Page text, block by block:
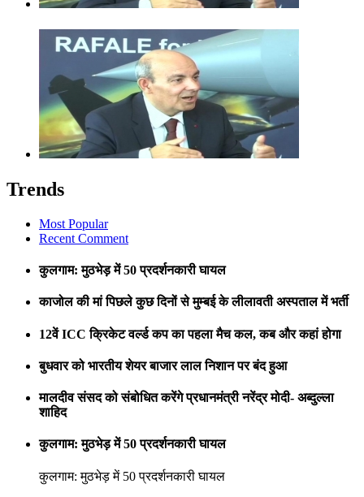
Trends
Most Popular
Recent Comment
कुलगाम: मुठभेड़ में 50 प्रदर्शनकारी घायल
काजोल की मां पिछले कुछ दिनों से मुम्बई के लीलावती अस्पताल में भर्ती
12वें ICC क्रिकेट वर्ल्ड कप का पहला मैच कल, कब और कहां होगा
बुधवार को भारतीय शेयर बाजार लाल निशान पर बंद हुआ
मालदीव संसद को संबोधित करेंगे प्रधानमंत्री नरेंद्र मोदी- अब्दुल्ला
शाहिद
कुलगाम: मुठभेड़ में 50 प्रदर्शनकारी घायल
कुलगाम: मुठभेड़ में 50 प्रदर्शनकारी घायल